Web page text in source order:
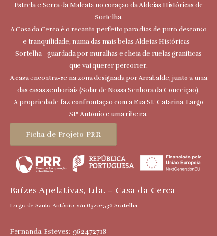
Estrela e Serra da Malcata no coração da Aldeias Históricas de
Sortelha.
A Casa da Cerca é o recanto perfeito para dias de puro descanso
e tranquilidade, numa das mais belas Aldeias Históricas -
Sortelha - guardada por muralhas e cheia de ruelas graníticas
que vai querer percorrer.
A casa encontra-se na zona designada por Arrabalde, junto a uma
das casas senhoriais (Solar de Nossa Senhora da Conceição).
A propriedade faz confrontação com a Rua Stª Catarina, Largo
Stº António e uma ribeira.
Ficha de Projeto PRR
Raízes Apelativas, Lda. – Casa da Cerca
Largo de Santo António, s/n 6320-536 Sortelha
Fernanda Esteves: 962472718